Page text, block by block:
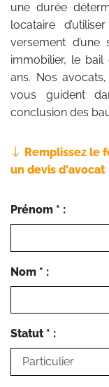
une durée
locataire
versement
immobilier, le bail
ans. Nos
vous guident
conclusion des
Remplissez le
un devis d'avocat
Prénom * :
Nom * :
Statut * :